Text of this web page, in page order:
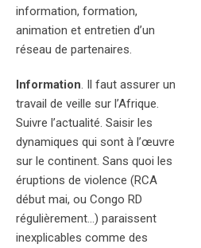
information, formation,
animation et entretien d’un
réseau de partenaires.
Information. Il faut assurer un
travail de veille sur l’Afrique.
Suivre l’actualité. Saisir les
dynamiques qui sont à l’œuvre
sur le continent. Sans quoi les
éruptions de violence (RCA
début mai, ou Congo RD
régulièrement…) paraissent
inexplicables comme des